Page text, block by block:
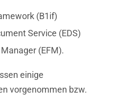
(B1if)
Service (EDS)
(EFM).
einige
vorgenommen bzw.